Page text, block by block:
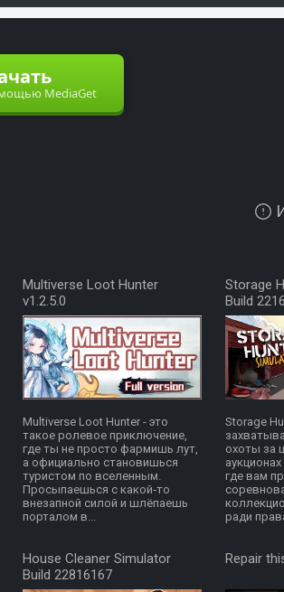
MediaGet
Multiverse Loot Hunter
v1.2.5.0
Multiverse Loot Hunter - это
такое ролевое приключение,
где ты не просто фармишь лут,
а официально становишься
туристом по вселенным.
Просыпаешься с какой‑то
внезапной силой и шлёпаешь
порталом в...
Storage
Build
Storage
охоты за
где вам
ради
House Cleaner Simulator
Build 22816167
Repair